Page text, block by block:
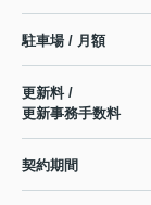
駐車場 / 月額
更新料 /
更新事務手数料
契約期間